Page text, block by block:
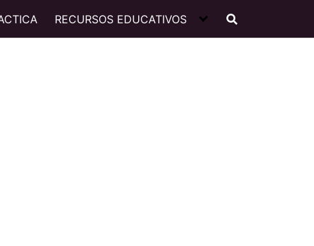
RECURSOS EDUCATIVOS